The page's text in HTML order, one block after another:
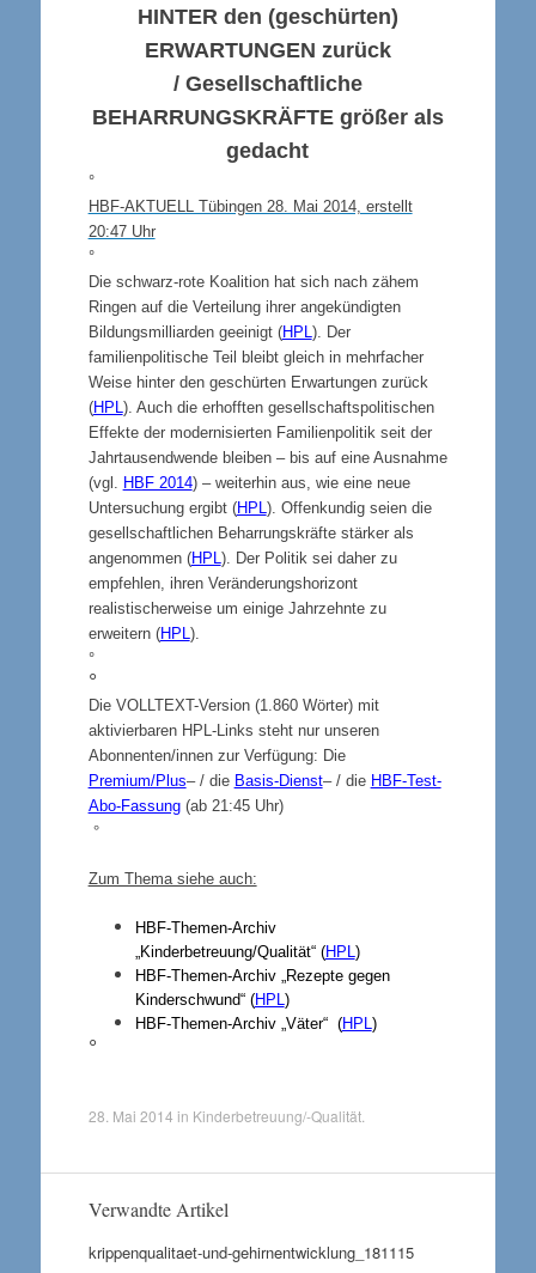
HINTER den (geschürten)
ERWARTUNGEN zurück
/ Gesellschaftliche
BEHARRUNGSKRÄFTEgrößer als
gedacht
°
HBF-AKTUELL Tübingen 28. Mai 2014, erstellt
20:47 Uhr
°
Die schwarz-rote Koalition hat sich nach zähem
Ringen auf die Verteilung ihrer angekündigten
Bildungsmilliarden geeinigt (HPL ). Der
familienpolitische Teil bleibt gleich in mehrfacher
Weise hinter den geschürten Erwartungen zurück
(HPL ). Auch die erhofften gesellschaftspolitischen
Effekte der modernisierten Familienpolitik seit der
Jahrtausendwende bleiben – bis auf eine Ausnahme
(vgl. HBF 2014) – weiterhin aus, wie eine neue
Untersuchung ergibt (HPL ). Offenkundig seien die
gesellschaftlichen Beharrungskräfte stärker als
angenommen (HPL ). Der Politik sei daher zu
empfehlen, ihren Veränderungshorizont
realistischerweise um einige Jahrzehnte zu
erweitern (HPL ).
°
°
Die VOLLTEXT-Version (1.860 Wörter) mit
aktivierbaren HPL-Links steht nur unseren
Abonnenten/innen zur Verfügung: Die
Premium/Plus– / die Basis-Dienst– / die HBF-Test-
Abo-Fassung(ab 21:45 Uhr)
°
Zum Thema siehe auch:
HBF-Themen-Archiv
„Kinderbetreuung/Qualität“ (HPL )
HBF-Themen-Archiv „Rezepte gegen
Kinderschwund“ (HPL )
HBF-Themen-Archiv „Väter“ (HPL )
°
28. Mai 2014 in Kinderbetreuung/-Qualität.
Verwandte Artikel
krippenqualitaet-und-gehirnentwicklung_181115